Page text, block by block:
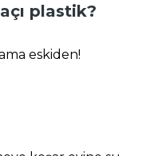
plastik?
eskiden!